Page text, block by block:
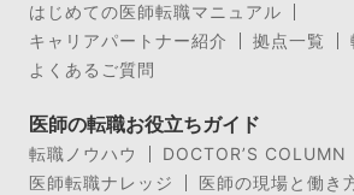
はじめての医師転職マニュアル
キャリアパートナー紹介
拠点一覧
よくあるご質問
医師の転職お役立ちガイド
転職ノウハウ
DOCTOR’S COLUMN
医師転職ナレッジ
医師の現場と働き